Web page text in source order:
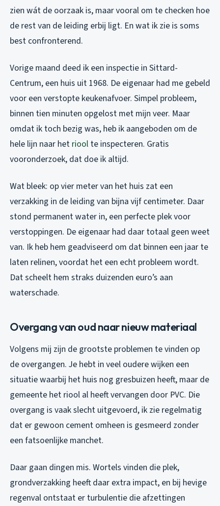
zien wát de oorzaak is, maar vooral om te checken hoe
de rest van de leiding erbij ligt. En wat ik zie is soms
best confronterend.
Vorige maand deed ik een inspectie in Sittard-
Centrum, een huis uit 1968. De eigenaar had me gebeld
voor een verstopte keukenafvoer. Simpel probleem,
binnen tien minuten opgelost met mijn veer. Maar
omdat ik toch bezig was, heb ik aangeboden om de
hele lijn naar het riool te inspecteren. Gratis
vooronderzoek, dat doe ik altijd.
Wat bleek: op vier meter van het huis zat een
verzakking in de leiding van bijna vijf centimeter. Daar
stond permanent water in, een perfecte plek voor
verstoppingen. De eigenaar had daar totaal geen weet
van. Ik heb hem geadviseerd om dat binnen een jaar te
laten relinen, voordat het een echt probleem wordt.
Dat scheelt hem straks duizenden euro’s aan
waterschade.
Overgang van oud naar nieuw materiaal
Volgens mij zijn de grootste problemen te vinden op
de overgangen. Je hebt in veel oudere wijken een
situatie waarbij het huis nog gresbuizen heeft, maar de
gemeente het riool al heeft vervangen door PVC. Die
overgang is vaak slecht uitgevoerd, ik zie regelmatig
dat er gewoon cement omheen is gesmeerd zonder
een fatsoenlijke manchet.
Daar gaan dingen mis. Wortels vinden die plek,
grondverzakking heeft daar extra impact, en bij hevige
regenval ontstaat er turbulentie die afzettingen